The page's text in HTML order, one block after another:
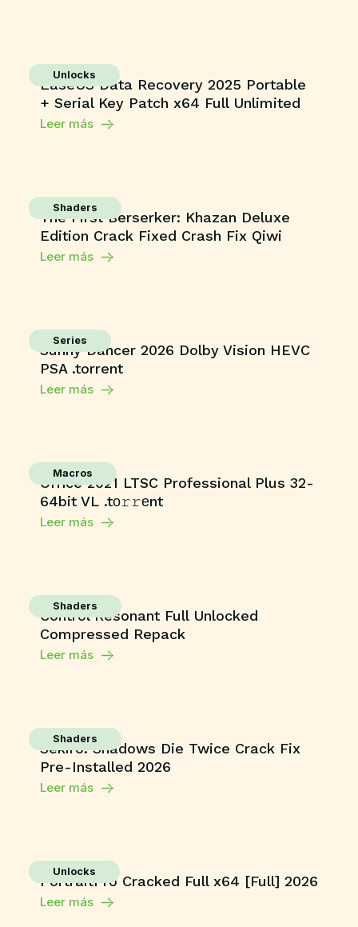
Unlocks
EaseUS Data Recovery 2025 Portable
+ Serial Key Patch x64 Full Unlimited
Leer más
Shaders
The First Berserker: Khazan Deluxe
Edition Crack Fixed Crash Fix Qiwi
Leer más
Series
Sunny Dancer 2026 Dolby Vision HEVC
PSA .torrent
Leer más
Macros
Office 2021 LTSC Professional Plus 32-
64bit VL .tо𝚛𝚛еnt
Leer más
Shaders
Control Resonant Full Unlocked
Compressed Repack
Leer más
Shaders
Sekiro: Shadows Die Twice Crack Fix
Pre-Installed 2026
Leer más
Unlocks
PortraitPro Cracked Full x64 [Full] 2026
Leer más